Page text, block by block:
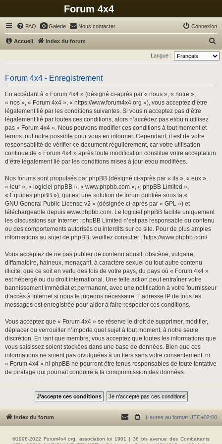
Forum 4x4
FAQ Galerie Nous contacter Connexion
Accueil Index du forum
e
c
e
Langue :
Forum 4x4 - Enregistrement
En accédant à « Forum 4x4 » (désigné ci-après par « nous », « notre »,
« nos », « Forum 4x4 », « https://www.forum4x4.org »), vous acceptez d’être
légalement lié par les conditions suivantes. Si vous n’acceptez pas d’être
légalement lié par toutes ces conditions, alors n’accédez pas et/ou n’utilisez
pas « Forum 4x4 ». Nous pouvons modifier ces conditions à tout moment et
ferons tout notre possible pour vous en informer. Cependant, il est de votre
responsabilité de vérifier ce document régulièrement, car votre utilisation
continue de « Forum 4x4 » après toute modification constitue votre acceptation
d’être légalement lié par les conditions mises à jour et/ou modifiées.
Nos forums sont propulsés par phpBB (désigné ci-après par « ils », « eux »,
« leur », « logiciel phpBB », « www.phpbb.com », « phpBB Limited »,
« Équipes phpBB »), qui est une solution de forum publiée sous la «
GNU General Public License v2 » (désignée ci-après par « GPL ») et
téléchargeable depuis www.phpbb.com. Le logiciel phpBB facilite uniquement
les discussions sur Internet ; phpBB Limited n’est pas responsable du contenu
ou des comportements autorisés ou interdits sur ce site. Pour de plus amples
informations au sujet de phpBB, veuillez consulter : https://www.phpbb.com/.
Vous acceptez de ne pas publier de contenu abusif, obscène, vulgaire,
diffamatoire, haineux, menaçant, à caractère sexuel ou tout autre contenu
illicite, que ce soit en vertu des lois de votre pays, du pays où « Forum 4x4 »
est hébergé ou du droit international. Une telle action peut entraîner votre
bannissement immédiat et permanent, avec une notification à votre fournisseur
d’accès à Internet si nous le jugeons nécessaire. L’adresse IP de tous les
messages est enregistrée pour aider à faire respecter ces conditions.
Vous acceptez que « Forum 4x4 » se réserve le droit de supprimer, modifier,
déplacer ou verrouiller n’importe quel sujet à tout moment, à notre seule
discrétion. En tant que membre, vous acceptez que toutes les informations que
vous saisissez soient stockées dans une base de données. Bien que ces
informations ne soient pas divulguées à un tiers sans votre consentement, ni
« Forum 4x4 » ni phpBB ne pourront être tenus responsables de toute tentative
de piratage qui pourrait conduire à la compromission des données.
Index du forum Heures au format UTC+02:00
©1998-2022 Forum4x4.org, association loi 1901 | 36 bis avenue des Combattants